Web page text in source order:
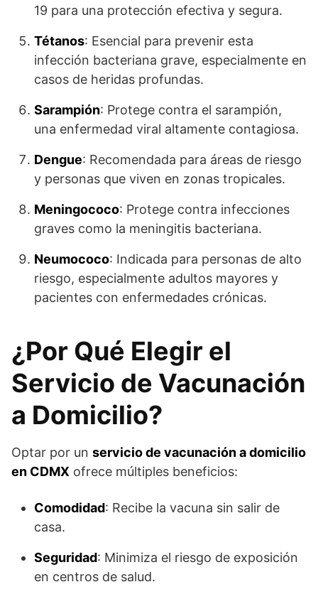
19 para una protección efectiva y segura.
Tétanos: Esencial para prevenir esta
infección bacteriana grave, especialmente en
casos de heridas profundas.
Sarampión: Protege contra el sarampión,
una enfermedad viral altamente contagiosa.
Dengue: Recomendada para áreas de riesgo
y personas que viven en zonas tropicales.
Meningococo: Protege contra infecciones
graves como la meningitis bacteriana.
Neumococo: Indicada para personas de alto
riesgo, especialmente adultos mayores y
pacientes con enfermedades crónicas.
¿Por Qué Elegir el
Servicio de Vacunación
a Domicilio?
Optar por un servicio de vacunación a domicilio
en CDMX ofrece múltiples beneficios:
Comodidad: Recibe la vacuna sin salir de
casa.
Seguridad: Minimiza el riesgo de exposición
en centros de salud.